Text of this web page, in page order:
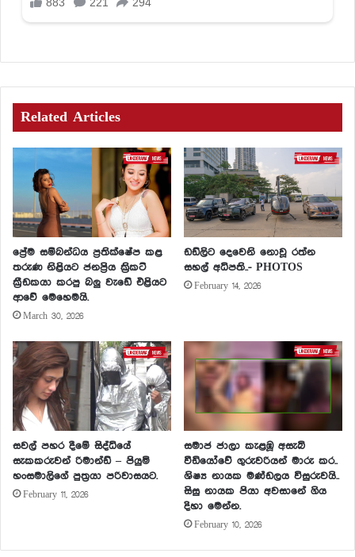
Related Articles
ප්‍රේම සම්බන්ධය ප්‍රතික්ෂේප කළ
තරුණ නිළියට ජනප්‍රිය ක්‍රිකට්
ක්‍රීඩකයා කරපු බලු වැඩේ එළියට
ආවේ මෙහෙමයි.
March 30, 2026
ඩඩ්ලිට දෙවෙනි නොවූ රත්න
සහල් අධිපති..- PHOTOS
February 14, 2026
සවල් පහර දීමේ සිද්ධියේ
සැකකරුවන් රිමාන්ඩ් – පියුමි
හංසමාලිගේ පුත්‍රයා පරිවාසයට.
February 11, 2026
සමාජ ජාලා කැළඹූ අසැබි
වීඩියෝවේ ගුරුවරියන් මාරු කර..
ශිෂ්‍ය නායක මණ්ඩලය විසුරුවයි..
සිසු නායක පියා අවසානේ ගිය
දිහා මෙන්න.
February 10, 2026